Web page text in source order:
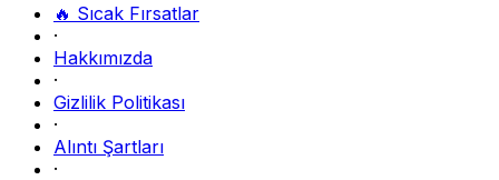
🔥 Sıcak Fırsatlar
·
Hakkımızda
·
Gizlilik Politikası
·
Alıntı Şartları
·